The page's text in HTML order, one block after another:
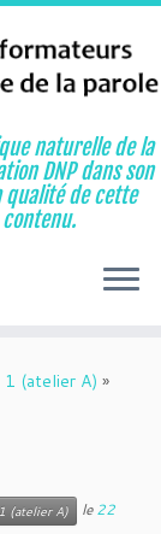
naturelle de la
DNP dans son
qualité de cette
1 (atelier A) »
(atelier A) le22